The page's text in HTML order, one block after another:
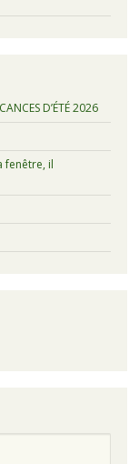
D’ÉTÉ 2026
fenêtre, il